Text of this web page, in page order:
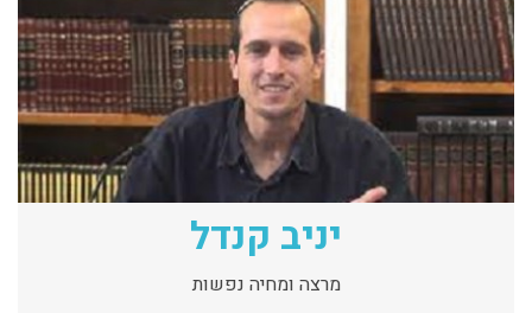
יניב קנדל
מרצה ומחיה נפשות